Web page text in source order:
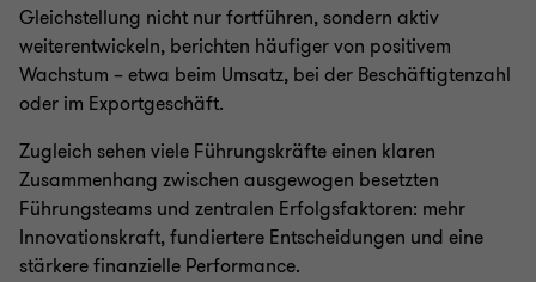
Gleichstellung nicht nur fortführen, sondern aktiv
weiterentwickeln, berichten häufiger von positivem
Wachstum – etwa beim Umsatz, bei der Beschäftigtenzahl
oder im Exportgeschäft.
Zugleich sehen viele Führungskräfte einen klaren
Zusammenhang zwischen ausgewogen besetzten
Führungsteams und zentralen Erfolgsfaktoren: mehr
Innovationskraft, fundiertere Entscheidungen und eine
stärkere finanzielle Performance.